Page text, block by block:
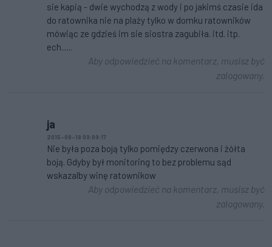
sie kapią - dwie wychodzą z wody i po jakimś czasie ida
do ratownika nie na plaży tylko w domku ratowników
mówiąc ze gdzieś im sie siostra zagubiła. itd. itp.
ech......
Aby odpowiedzieć na komentarz, musisz być
zalogowany.
ja
2015-08-18 09:09:17
Nie była poza boją tylko pomiędzy czerwona i żółta
boją. Gdyby był monitoring to bez problemu sąd
wskazalby winę ratownikow
Aby odpowiedzieć na komentarz, musisz być
zalogowany.